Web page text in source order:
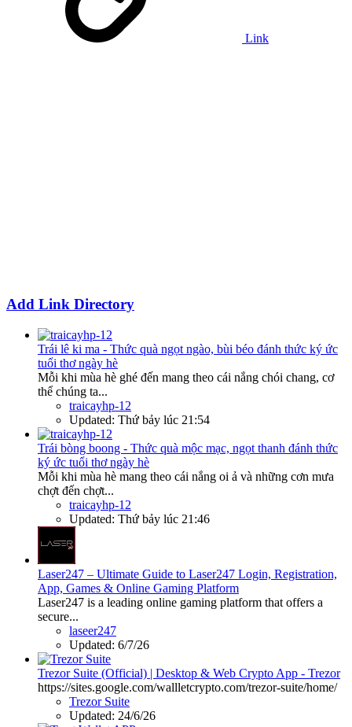
Link
Add Link Directory
Trái lê ki ma - Thức quà ngọt ngào, bùi béo đánh thức ký ức
tuổi thơ ngày hè
Mỗi khi mùa hè ghé đến mang theo cái nắng chói chang, cơ
thể chúng ta...
traicayhp-12
Updated: Thứ bảy lúc 21:54
Trái bòng boong - Thức quà mộc mạc, ngọt thanh đánh thức
ký ức tuổi thơ ngày hè
Mỗi khi mùa hè mang theo cái nắng oi ả và những cơn mưa
chợt đến chợt...
traicayhp-12
Updated: Thứ bảy lúc 21:46
Laser247 – Ultimate Guide to Laser247 Login, Registration,
App, Games & Online Gaming Platform
Laser247 is a leading online gaming platform that offers a
secure...
laseer247
Updated: 6/7/26
Trezor Suite (Official) | Desktop & Web Crypto App - Trezor
https://sites.google.com/wallletcrypto.com/trezor-suite/home/
Trezor Suite
Updated: 24/6/26